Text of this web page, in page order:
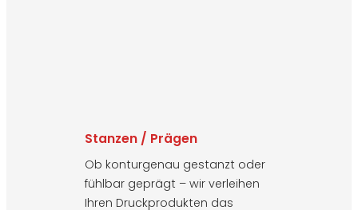
Stanzen / Prägen
Ob konturgenau gestanzt oder
fühlbar geprägt – wir verleihen
Ihren Druckprodukten das